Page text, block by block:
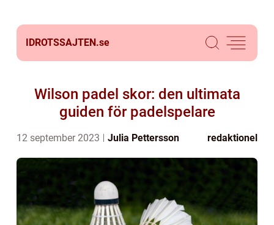
IDROTSSAJTEN.se
Wilson padel skor: den ultimata
guiden för padelspelare
12 september 2023 Julia Pettersson redaktionel